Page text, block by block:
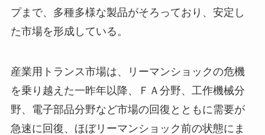
プまで、多種多様な製品がそろっており、安定し
た市場を形成している。
産業用トランス市場は、リーマンショックの危機
を乗り越えた一昨年以降、ＦＡ分野、工作機械分
野、電子部品分野など市場の回復とともに需要が
急速に回復、ほぼリーマンショック前の状態にま